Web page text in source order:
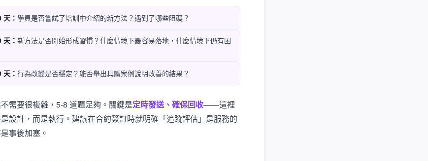
： 學員是否嘗試了培訓中介紹的新方法？遇到了哪些阻礙？
： 新方法是否開始形成習慣？什麼情境下最容易落地，什麼情境下仍有困
： 行為改變是否穩定？能否舉出具體案例說明改善的結果？
需要很複雜，5-8 道題足夠。關鍵是定時發送、確保回收——這裡
設計，而是執行。建議在合約簽訂時就明確「追蹤評估」是服務的
事後加塞。